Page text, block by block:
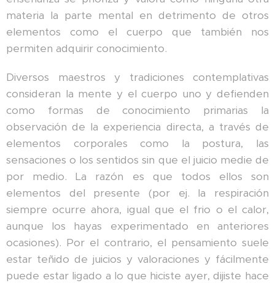
materia la parte mental en detrimento de otros
elementos como el cuerpo que también nos
permiten adquirir conocimiento.
Diversos maestros y tradiciones contemplativas
consideran la mente y el cuerpo uno y defienden
como formas de conocimiento primarias la
observación de la experiencia directa, a través de
elementos corporales como la postura, las
sensaciones o los sentidos sin que el juicio medie de
por medio. La razón es que todos ellos son
elementos del presente (por ej. la respiración
siempre ocurre ahora, igual que el frio o el calor,
aunque los hayas experimentado en anteriores
ocasiones). Por el contrario, el pensamiento suele
estar teñido de juicios y valoraciones y fácilmente
puede estar ligado a lo que hiciste ayer, dijiste hace